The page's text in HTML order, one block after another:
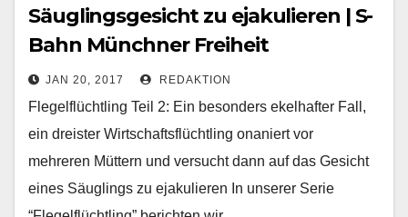
Säuglingsgesicht zu ejakulieren | S-
Bahn Münchner Freiheit
JAN 20, 2017 REDAKTION
Flegelflüchtling Teil 2: Ein besonders ekelhafter Fall,
ein dreister Wirtschaftsflüchtling onaniert vor
mehreren Müttern und versucht dann auf das Gesicht
eines Säuglings zu ejakulieren In unserer Serie